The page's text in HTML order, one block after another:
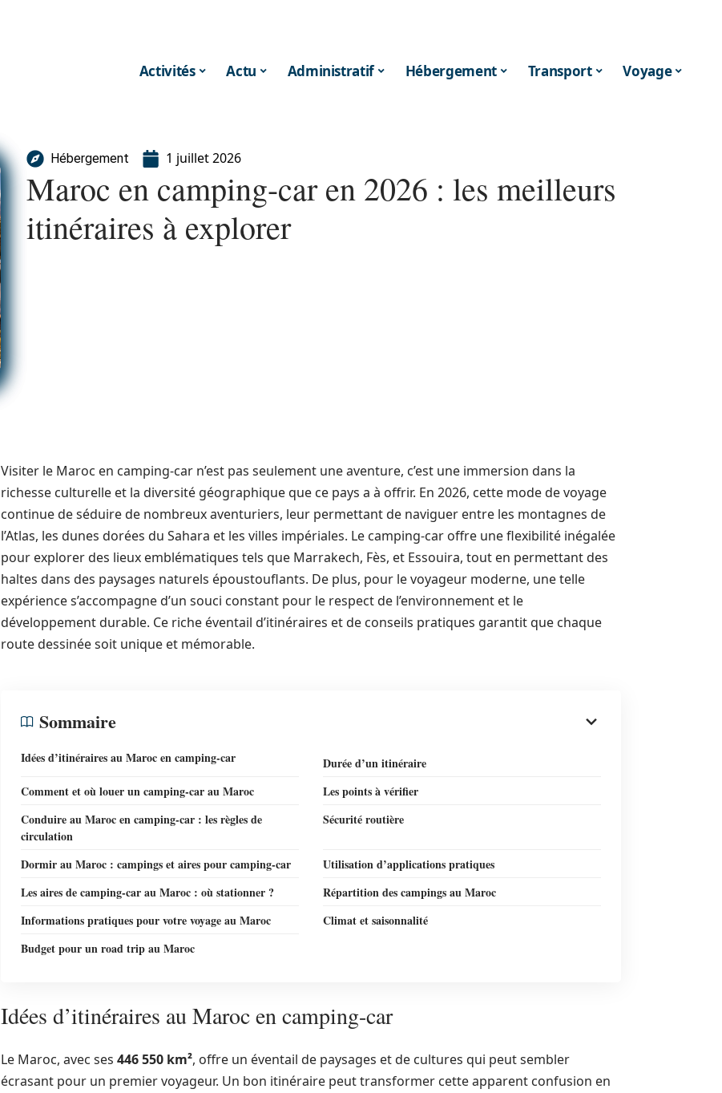
Activités Actu Administratif Hébergement Transport Voyage
Hébergement 1 juillet 2026
Maroc en camping-car en 2026 : les meilleurs
itinéraires à explorer
Visiter le Maroc en camping-car n’est pas seulement une aventure, c’est une immersion dans la
richesse culturelle et la diversité géographique que ce pays a à offrir. En 2026, cette mode de voyage
continue de séduire de nombreux aventuriers, leur permettant de naviguer entre les montagnes de
l’Atlas, les dunes dorées du Sahara et les villes impériales. Le camping-car offre une flexibilité inégalée
pour explorer des lieux emblématiques tels que Marrakech, Fès, et Essouira, tout en permettant des
haltes dans des paysages naturels époustouflants. De plus, pour le voyageur moderne, une telle
expérience s’accompagne d’un souci constant pour le respect de l’environnement et le
développement durable. Ce riche éventail d’itinéraires et de conseils pratiques garantit que chaque
route dessinée soit unique et mémorable.
Sommaire
Idées d’itinéraires au Maroc en camping-car
Durée d’un itinéraire
Comment et où louer un camping-car au Maroc
Les points à vérifier
Conduire au Maroc en camping-car : les règles de
circulation
Sécurité routière
Dormir au Maroc : campings et aires pour camping-car
Utilisation d’applications pratiques
Les aires de camping-car au Maroc : où stationner ?
Répartition des campings au Maroc
Informations pratiques pour votre voyage au Maroc
Climat et saisonnalité
Budget pour un road trip au Maroc
Idées d’itinéraires au Maroc en camping-car
Le Maroc, avec ses 446 550 km², offre un éventail de paysages et de cultures qui peut sembler
écrasant pour un premier voyageur. Un bon itinéraire peut transformer cette apparent confusion en